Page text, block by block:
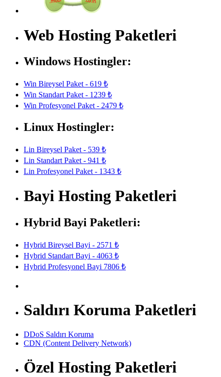
Web Hosting Paketleri
Windows Hostingler:
Win Bireysel Paket - 619 ₺
Win Standart Paket - 1239 ₺
Win Profesyonel Paket - 2479 ₺
Linux Hostingler:
Lin Bireysel Paket - 539 ₺
Lin Standart Paket - 941 ₺
Lin Profesyonel Paket - 1343 ₺
Bayi Hosting Paketleri
Hybrid Bayi Paketleri:
Hybrid Bireysel Bayi - 2571 ₺
Hybrid Standart Bayi - 4063 ₺
Hybrid Profesyonel Bayi 7806 ₺
Saldırı Koruma Paketleri
DDoS Saldırı Koruma
CDN (Content Delivery Network)
Özel Hosting Paketleri